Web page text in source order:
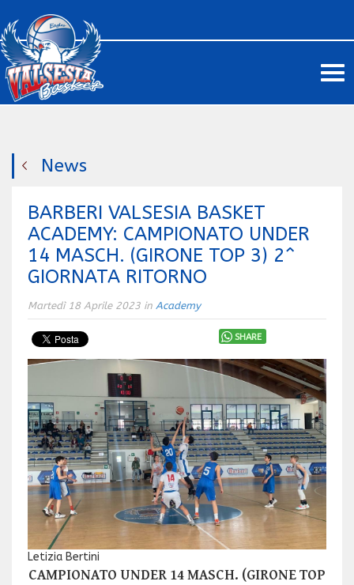
News
BARBERI VALSESIA BASKET
ACADEMY: CAMPIONATO UNDER
14 MASCH. (GIRONE TOP 3) 2^
GIORNATA RITORNO
Martedì 18 Aprile 2023 in Academy
SHARE
Letizia Bertini
CAMPIONATO UNDER 14 MASCH. (GIRONE TOP